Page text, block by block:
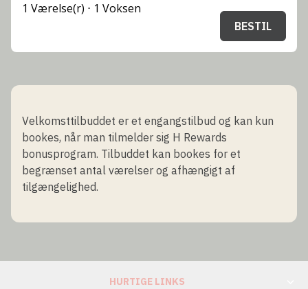
1 Værelse(r) ⋅ 1 Voksen
BESTIL
Velkomsttilbuddet er et engangstilbud og kan kun
bookes, når man tilmelder sig H Rewards
bonusprogram. Tilbuddet kan bookes for et
begrænset antal værelser og afhængigt af
tilgængelighed.
HURTIGE LINKS